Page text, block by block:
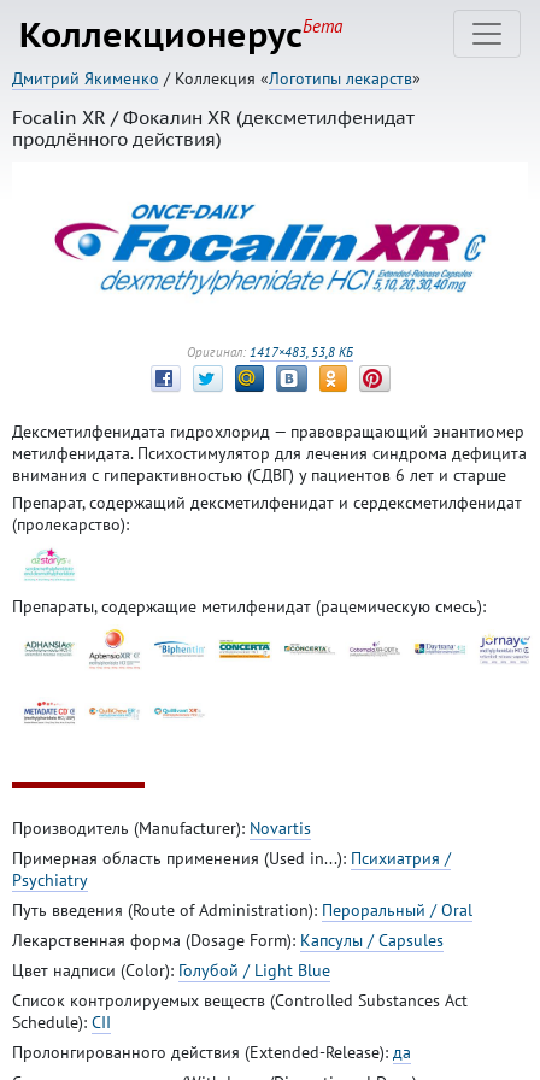
КоллекционерусБета
Дмитрий Якименко / Коллекция «Логотипы лекарств»
Focalin XR / Фокалин XR (дексметилфенидат
продлённого действия)
Оригинал: 1417×483, 53,8 КБ
Дексметилфенидата гидрохлорид — правовращающий энантиомер
метилфенидата. Психостимулятор для лечения синдрома дефицита
внимания с гиперактивностью (СДВГ) у пациентов 6 лет и старше
Препарат, содержащий дексметилфенидат и сердексметилфенидат
(пролекарство):
Препараты, содержащие метилфенидат (рацемическую смесь):
Производитель (Manufacturer): Novartis
Примерная область применения (Used in...): Психиатрия /
Psychiatry
Путь введения (Route of Administration): Пероральный / Oral
Лекарственная форма (Dosage Form): Капсулы / Capsules
Цвет надписи (Color): Голубой / Light Blue
Список контролируемых веществ (Controlled Substances Act
Schedule): CII
Пролонгированного действия (Extended-Release): да